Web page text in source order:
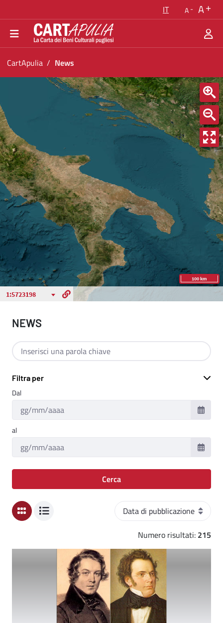
Vai al menu di navigazione
Vai ai contenuti
Vai al footer
IT A A
Ti trovi in:
CartApulia News
NEWS
Ordinamento
Numero risultati: 215
Cerca per testo
Filtra per
Dal
al
Cerca